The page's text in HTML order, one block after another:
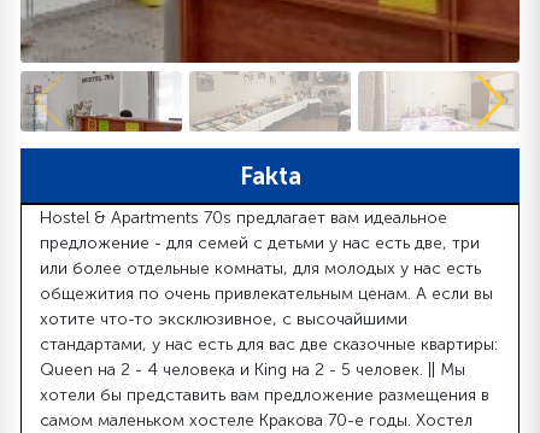
Fakta
Hostel & Apartments 70s предлагает вам идеальное
предложение - для семей с детьми у нас есть две, три
или более отдельные комнаты, для молодых у нас есть
общежития по очень привлекательным ценам. А если вы
хотите что-то эксклюзивное, с высочайшими
стандартами, у нас есть для вас две сказочные квартиры:
Queen на 2 - 4 человека и King на 2 - 5 человек. || Мы
хотели бы представить вам предложение размещения в
самом маленьком хостеле Кракова 70-е годы. Хостел